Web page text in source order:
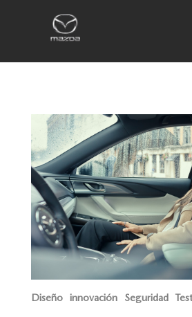
Diseño innovación Seguridad